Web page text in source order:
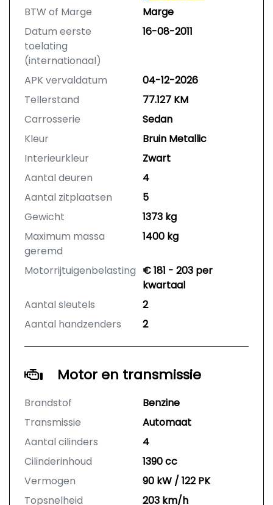
BTW of Marge
Marge
Datum eerste
toelating
(internationaal)
16-08-2011
APK vervaldatum
04-12-2026
Tellerstand
77.127 KM
Carrosserie
Sedan
Kleur
Bruin Metallic
Interieurkleur
Zwart
Aantal deuren
4
Aantal zitplaatsen
5
Gewicht
1373 kg
Maximum massa
geremd
1400 kg
Motorrijtuigenbelasting € 181 - 203 per
kwartaal
Aantal sleutels
2
Aantal handzenders
2
Motor en transmissie
Brandstof
Benzine
Transmissie
Automaat
Aantal cilinders
4
Cilinderinhoud
1390 cc
Vermogen
90 kW / 122 PK
Topsnelheid
203 km/h